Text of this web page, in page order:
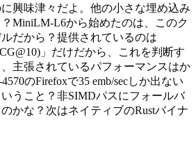
興味津々だよ。他の小さな埋め込み
MiniLM-L6から始めたのは、このク
だから？提供されているのは
」だけだから、これを判断す
主張されているパフォーマンスはか
のFirefoxで35 emb/secしか出ない
いうこと？非SIMDパスにフォールバ
かな？次はネイティブのRustバイナ